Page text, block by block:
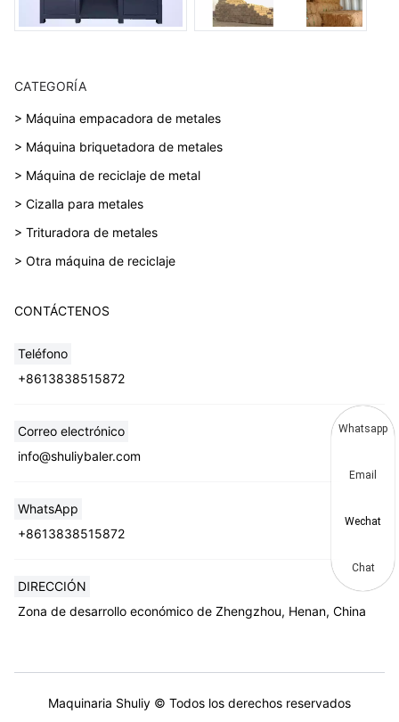
CATEGORÍA
> Máquina empacadora de metales
> Máquina briquetadora de metales
> Máquina de reciclaje de metal
> Cizalla para metales
> Trituradora de metales
> Otra máquina de reciclaje
CONTÁCTENOS
Teléfono
+8613838515872
Correo electrónico
info@shuliybaler.com
WhatsApp
+8613838515872
DIRECCIÓN
Zona de desarrollo económico de Zhengzhou, Henan, China
Maquinaria Shuliy © Todos los derechos reservados
Whatsapp
Email
Wechat
Chat